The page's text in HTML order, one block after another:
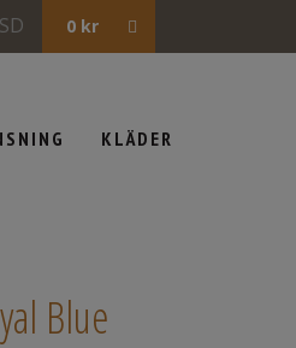
0 kr
KLÄDER
Blue